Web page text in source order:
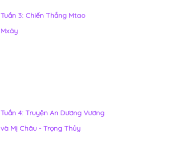
Tuần 3: Chiến Thắng Mtao
Mxây
Tuần 4: Truyện An Dương Vương
và Mị Châu - Trọng Thủy